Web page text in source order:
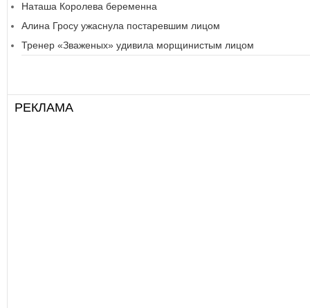
Наташа Королева беременна
Алина Гросу ужаснула постаревшим лицом
Тренер «Зваженых» удивила морщинистым лицом
РЕКЛАМА